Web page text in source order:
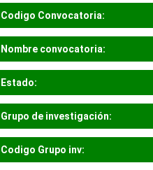
Codigo Convocatoria:
Nombre convocatoria:
Estado:
Grupo de investigación:
Codigo Grupo inv: